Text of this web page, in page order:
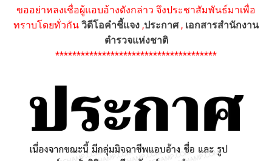
ขออย่าหลงเชื่อผู้แอบอ้างดังกล่าว จึงประชาสัมพันธ์มาเพื่อ
ทราบโดยทั่วกัน วิดีโอคำชี้แจง ,ประกาศ, เอกสารสำนักงาน
ตำรวจแห่งชาติ
**************************************